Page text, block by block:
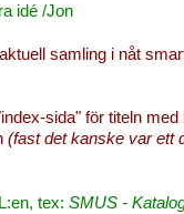
idé /Jon
samling i nåt
sida" för titeln
(fast det kanske var ett
tex: SMUS -